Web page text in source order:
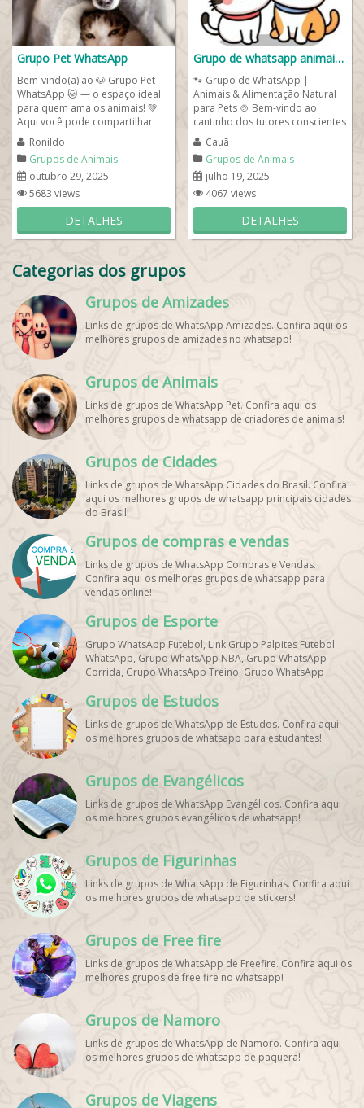
Grupo Pet WhatsApp
Bem-vindo(a) ao 🐶 Grupo Pet
WhatsApp 🐱 — o espaço ideal
para quem ama os animais! 💚
Aqui você pode compartilhar
fotos fofas 📸, trocar dicas de...
Ronildo
Grupos de Animais
outubro 29, 2025
5683 views
DETALHES
Grupo de whatsapp animais 🐱🐶
🐾 Grupo de WhatsApp |
Animais & Alimentação Natural
para Pets 🍲 Bem-vindo ao
cantinho dos tutores conscientes
que cuidam com amor de seus
pets!...
Cauã
Grupos de Animais
julho 19, 2025
4067 views
DETALHES
Categorias dos grupos
Grupos de Amizades
Links de grupos de WhatsApp Amizades. Confira aqui os
melhores grupos de amizades no whatsapp!
Grupos de Animais
Links de grupos de WhatsApp Pet. Confira aqui os
melhores grupos de whatsapp de criadores de animais!
Grupos de Cidades
Links de grupos de WhatsApp Cidades do Brasil. Confira
aqui os melhores grupos de whatsapp principais cidades
do Brasil!
Grupos de compras e vendas
Links de grupos de WhatsApp Compras e Vendas.
Confira aqui os melhores grupos de whatsapp para
vendas online!
Grupos de Esporte
Grupo WhatsApp Futebol, Link Grupo Palpites Futebol
WhatsApp, Grupo WhatsApp NBA, Grupo WhatsApp
Corrida, Grupo WhatsApp Treino, Grupo WhatsApp
WhatsApp, Grupo de Torcedores [Nome do Time]
WhatsApp, Link de Grupos de Esporte Grátis, Grupo
WhatsApp Dicas de Treino, Grupo WhatsApp Futebol Ao
Vivo. Grupo WhatsApp Esporte, Grupos de Esporte
WhatsApp Esporte, Grupo WhatsApp Futebol, Link Grupo
Palpites Futebol WhatsApp, Grupo WhatsApp NBA,
Grupos de Estudos
Links de grupos de WhatsApp de Estudos. Confira aqui
os melhores grupos de whatsapp para estudantes!
Grupos de Evangélicos
Links de grupos de WhatsApp Evangélicos. Confira aqui
os melhores grupos evangélicos de whatsapp!
Grupos de Figurinhas
Links de grupos de WhatsApp de Figurinhas. Confira aqui
os melhores grupos de whatsapp de stickers!
Grupos de Free fire
Links de grupos de WhatsApp de Freefire. Confira aqui os
melhores grupos de free fire no whatsapp!
Grupos de Namoro
Links de grupos de WhatsApp de Namoro. Confira aqui
os melhores grupos de whatsapp de paquera!
Grupos de Viagens